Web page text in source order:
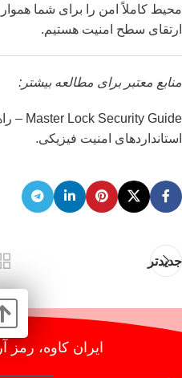
محیط کاملاً امن را برای شما
ارتقای سطح امنیت هستیم.
منابع معتبر برای مطالعه بیشتر:
Master Lock Security Guide
–
استانداردهای امنیت فیزیکی.
جدیدتر
ایران کاوه،